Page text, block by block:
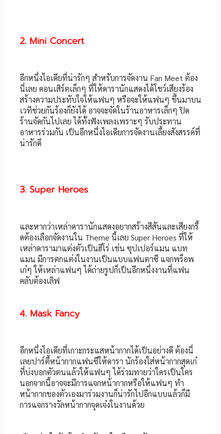
2. Mini Concert
อีกหนึ่งไอเดียที่น่ารักๆ สำหรับการจัดงาน Fan Meet ต้อง
นี่เลย คอนเสิร์ตเล็กๆ ที่ให้ดารานักแสดงได้โชว์เสียงร้อง
สร้างความประทับใจให้แฟนๆ หรือจะให้แฟนๆ ขึ้นมาบน
เวทีช่วยกันร้องก็ยังได้ อาจจะจัดในร้านอาหารเล็กๆ ปิด
ร้านจัดกันไปเลย ได้ทั้งฟังเพลงเพราะๆ รับประทาน
อาหารร่วมกัน เป็นอีกหนึ่งไอเดียการจัดงานเลี้ยงสังสรรค์ที่
น่ารักดี
3. Super Heroes
และหากว่าเหล่าดารานักแสดงอยากสร้างสีสันและเสียงกรี้
ดต้องเลือกจัดงานใน Theme นี้เลย Super Heroes ที่ให้
เหล่าดารามาแต่งตัวเป็นฮีโร่ เช่น ซุปเปอร์แมน แบท
แมน มีการตกแต่งในงานเป็นแบบแฟนตาซี แจกพร็อพ
เก๋ๆ ให้เหล่าแฟนๆ ได้ถ่ายรูปก็เป็นอีกหนึ่งงานที่แฟน
คลับต้องเลิฟ
4. Mask Fancy
อีกหนึ่งไอเดียที่เกาะกระแสหน้ากากได้เป็นอย่างดี ต้องนี่
เลยปาร์ตี้หน้ากากแฟนซีให้ดารา นักร้องใส่หน้ากากสุดเก๋
ที่บ่งบอกตัวตนแล้วให้แฟนๆ ได้ร่วมทายว่าใครเป็นใคร
นอกจากนี้อาจจะมีการแจกหน้ากากหรือให้แฟนๆ ทำ
หน้ากากของตัวเองมาร่วมงานก็น่ารักไปอีกแบบแล้วก็มี
การแจกรางวัลหน้ากากจุดเจ๋งในงานด้วย